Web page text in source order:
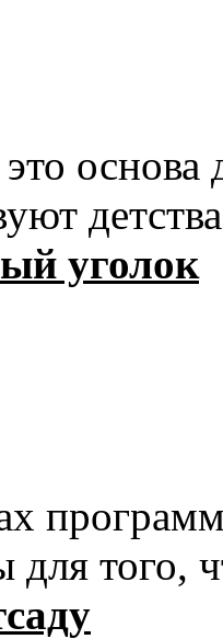
основа
уголок
для того,